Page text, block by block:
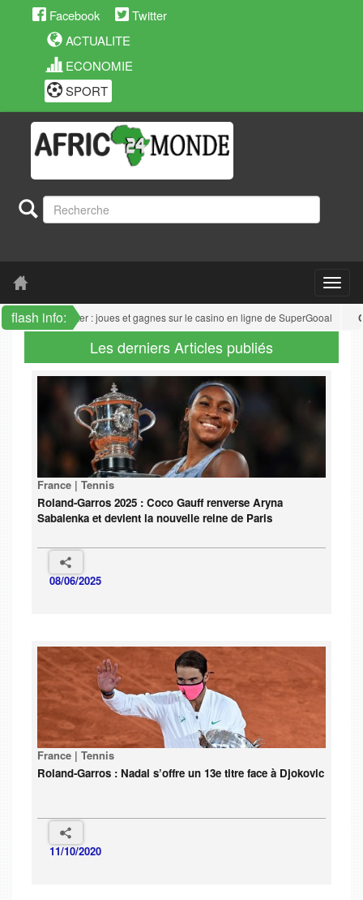
Facebook
Twitter
ACTUALITE
ECONOMIE
SPORT
flash info:
: Joker Poker : joues et gagnes sur le casino en ligne de SuperGooal
Les derniers Articles publiés
France | Tennis
Roland-Garros 2025 : Coco Gauff renverse Aryna
Sabalenka et devient la nouvelle reine de Paris
08/06/2025
France | Tennis
Roland-Garros : Nadal s’offre un 13e titre face à Djokovic
11/10/2020